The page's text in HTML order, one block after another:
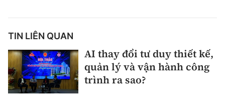
TIN LIÊN QUAN
AI thay đổi tư duy thiết kế,
quản lý và vận hành công
trình ra sao?